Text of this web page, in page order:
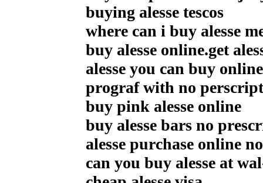
buying alesse tescos
where can i buy alesse
buy alesse online.get
alesse you can buy
prograf with no
buy pink alesse online
buy alesse bars no
alesse purchase online
can you buy alesse at